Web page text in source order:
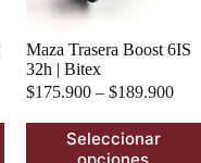
Maza Trasera Boost 6IS
32h | Bitex
$175.900– $189.900
Seleccionar
producto